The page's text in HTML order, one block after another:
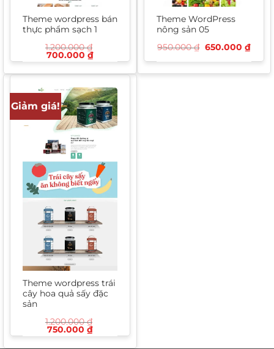
Theme wordpress bán
thực phẩm sạch 1
1.200.000₫
Giá
gốc
1.200.000 ₫.
700.000 ₫Giá
là:
700.000 ₫.
Theme WordPress
nông sản 05
950.000₫ Giá
gốc
650.000 ₫Giá
hiện
tại
Giảm giá!
Theme wordpress trái
cây hoa quả sấy đặc
sản
1.200.000₫
Giá
750.000 ₫Giá